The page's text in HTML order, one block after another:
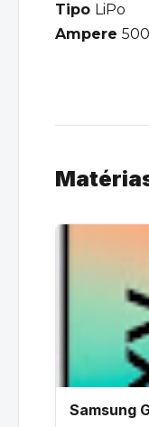
Tipo LiPo
Ampere
Samsung